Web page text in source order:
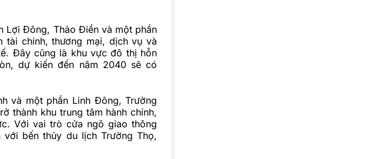
Lợi Đông, Thảo Điền và một phần
tài chính, thương mại, dịch vụ và
Đây cũng là khu vực đô thị hỗn
dự kiến đến năm 2040 sẽ có
và một phần Linh Đông, Trường
thành khu trung tâm hành chính,
Với vai trò cửa ngõ giao thông
bến thủy du lịch Trường Thọ,